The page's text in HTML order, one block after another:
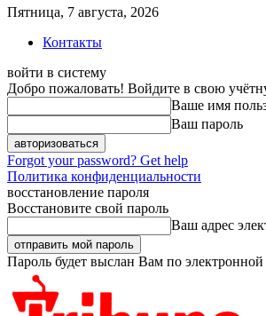
Пятница, 7 августа, 2026
Контакты
войти в систему
Добро пожаловать! Войдите в свою
Ваше имя
Ваш пароль
Forgot your password? Get help
Политика конфиденциальности
восстановление пароля
Восстановите свой пароль
Ваш адрес
Пароль будет выслан Вам по электронной